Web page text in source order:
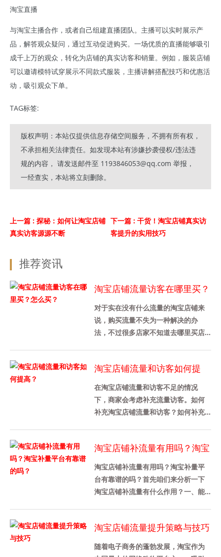
淘宝直播
与淘宝主播合作，或者自己组建直播团队。主播可以实时展示产
品，解答观众疑问，通过互动促进购买。一场优质的直播能够吸引
成千上万的观众，转化为店铺的真实访客和销量。例如，服装店铺
可以邀请模特试穿展示不同款式服装，主播讲解搭配技巧和优惠活
动，吸引观众下单。
TAG标签:
版权声明：本站仅提供信息存储空间服务，不拥有所有权，
不承担相关法律责任。如发现本站有涉嫌抄袭侵权/违法违
规的内容， 请发送邮件至 1193846053@qq.com 举报，
一经查实，本站将立刻删除。
上一篇 : 探秘：如何让淘宝店铺
真实访客源源不断
下一篇 : 干货！淘宝店铺真实访
客提升的实用技巧
推荐资讯
淘宝店铺流量访客在哪里买？
怎么买？
对于实在没有什么流量的淘宝店铺来
说，购买流量不失为一种解决的办
法，不过很多店家不知道去哪里买店
下，......
淘宝店铺流量和访客如何提
高？
在淘宝店铺流量和访客不足的情况
下，商家会考虑补充流量访客。如何
补充淘宝店铺流量和访客？如何补充
卖......
淘宝店铺补流量有用吗？淘宝
补量平台有靠谱的吗？
淘宝店铺补流量有用吗？淘宝补量平
台有靠谱的吗？首先咱们来分析一下
淘宝店铺补流量有什么作用？一、能
淘宝店铺流量提升策略与技巧
随着电子商务的蓬勃发展，淘宝作为